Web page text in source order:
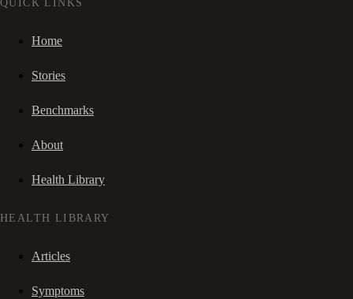
QUICK LINKS
Home
Stories
Benchmarks
About
Health Library
HEALTH LIBRARY
Articles
Symptoms